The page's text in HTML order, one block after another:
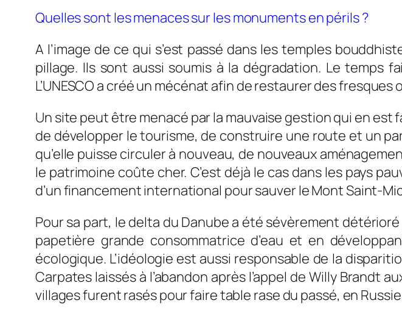
Quelles sont les menaces sur les monuments en périls ?
A l’image de ce qui s’est passé dans les temples
pillage. Ils sont aussi soumis à la dégradation. Le
L’UNESCO a créé un mécénat afin de restaurer des
Un site peut être menacé par la mauvaise gestion qui en
de développer le tourisme, de construire une route et un
qu’elle puisse circuler à nouveau, de nouveaux
le patrimoine coûte cher. C’est déjà le cas dans les pays
d’un financement international pour sauver le Mont Saint-
Pour sa part, le delta du Danube a été sévèrement
papetière grande consommatrice d’eau et en
écologique. L’idéologie est aussi responsable de la
Carpates laissés à l’abandon après l’appel de Willy Brandt
villages furent rasés pour faire table rase du passé, en